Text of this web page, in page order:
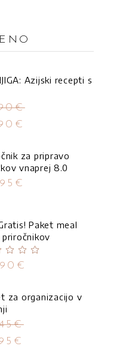
Azijski recepti s
€
€
za pripravo
vnaprej 8.0
€
Paket meal
priročnikov
od
€
za organizacijo v
€
€